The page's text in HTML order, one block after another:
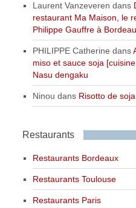
Laurent Vanzeveren dans
restaurant Ma Maison, le
Philippe Gauffre à
PHILIPPE Catherine dans
miso et sauce soja
Nasu dengaku
Ninou dans Risotto de
Restaurants
Restaurants Bordeaux
Restaurants Toulouse
Restaurants Paris